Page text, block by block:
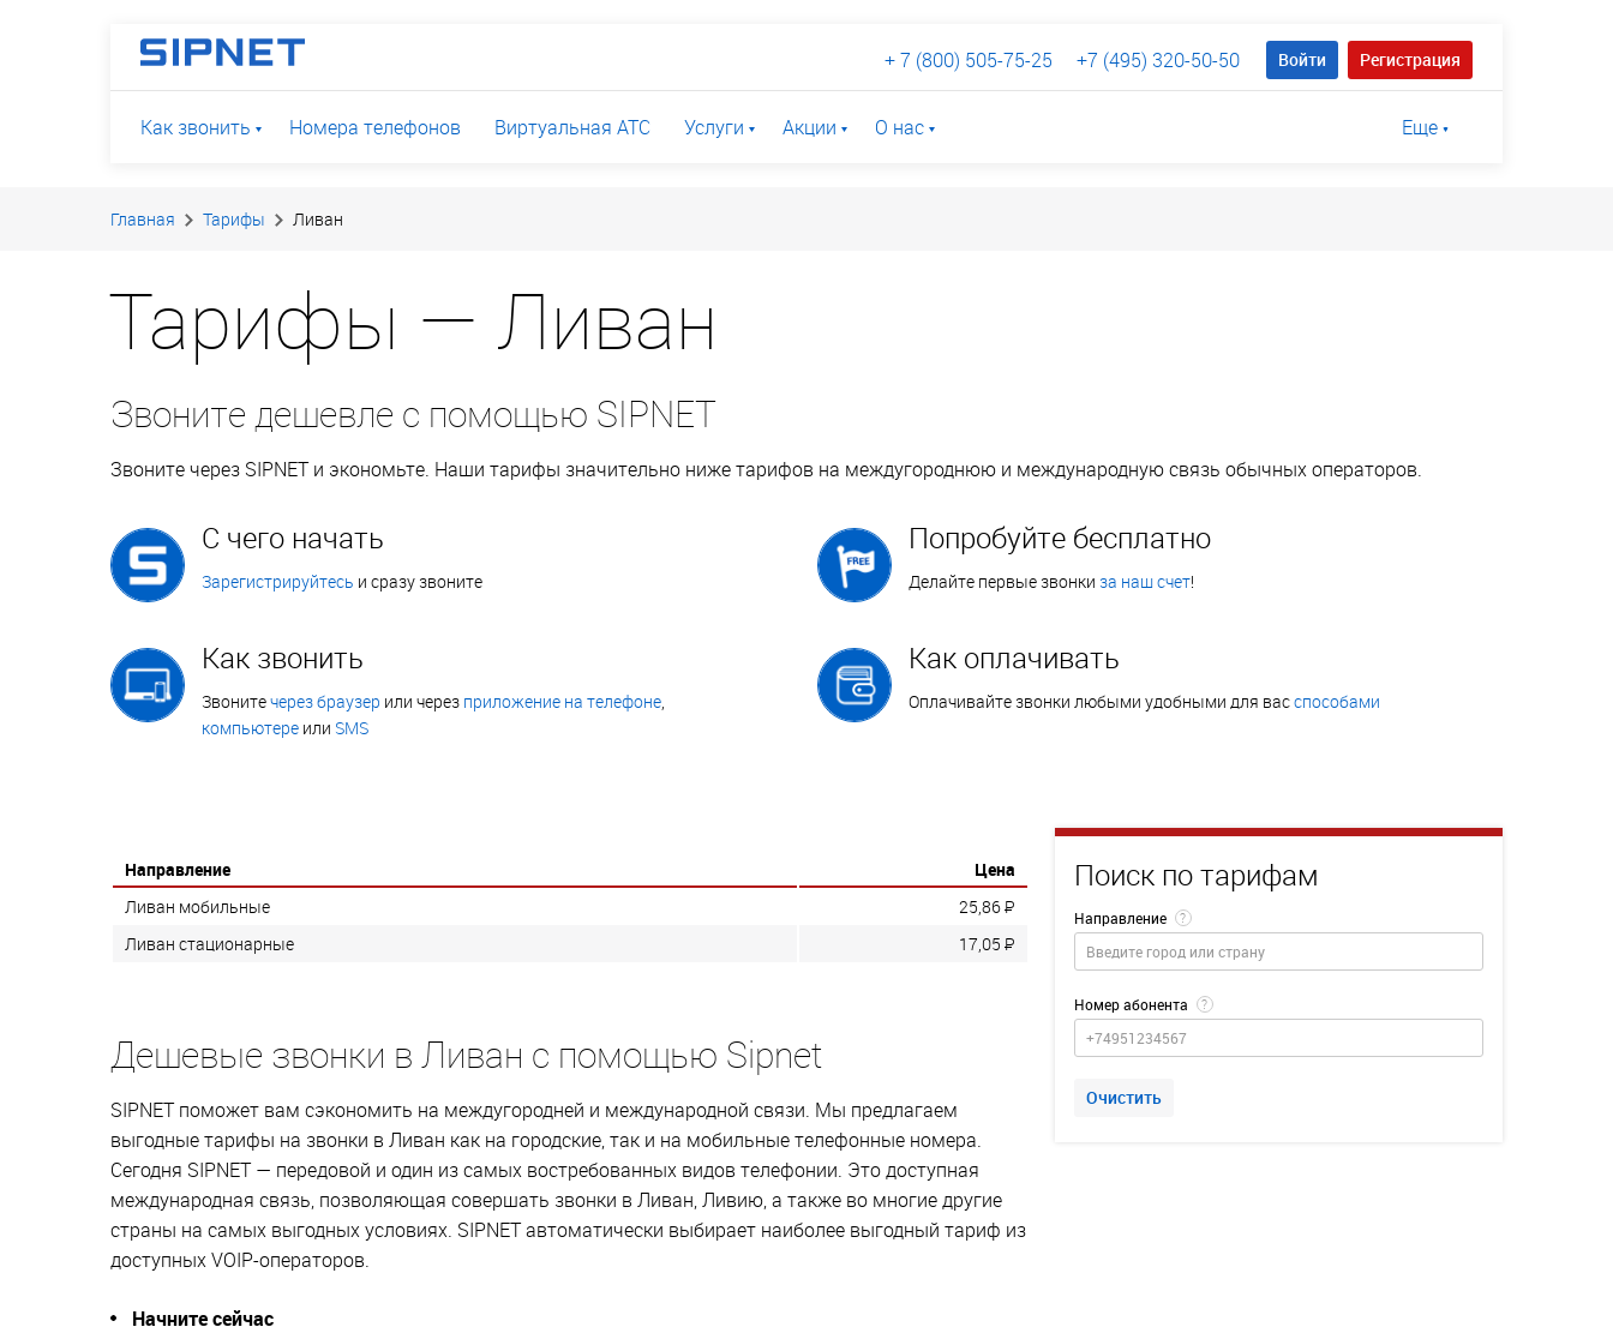
Войти Регистрация
+ 7 (800) 505-75-25 +7 (495) 320-50-50
Еще
Как звонить Номера телефонов Виртуальная АТС Услуги Акции О нас
Главная Тарифы Ливан
Тарифы — Ливан
Звоните дешевле с помощью SIPNET
Звоните через SIPNET и экономьте. Наши тарифы значительно ниже тарифов на междугороднюю и международную связь обычных операторов.
С чего начать
Зарегистрируйтесь и сразу звоните
Попробуйте бесплатно
Делайте первые звонки за наш счет!
Как звонить
Звонитечерез браузер или через приложение на телефоне
компьютере или SMS
Как оплачивать
Оплачивайте звонки любыми удобными для васспособами
Поиск по тарифам
Направление ?
Номер абонента ?
Очистить
Направление
Цена
Ливан мобильные
25,86P
Ливан стационарные
17,05 P
Дешевые звонки в Ливан с помощью Sipnet
SIPNET поможет вам сэкономить на междугородней и международной связи. Мы предлагаем
выгодные тарифы на звонки в Ливан как на городские, так и на мобильные телефонные номера.
Сегодня SIPNET — передовой и один из самых востребованных видов телефонии. Это доступная
международная связь, позволяющая совершать звонки в Ливан, Ливию, а также во многие другие
страны на самых выгодных условиях. SIPNET автоматически выбирает наиболее выгодный тариф из
доступных VOIP-операторов.
Начните сейчас